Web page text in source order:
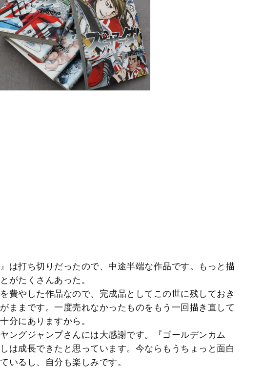
は打ち切りだったので、中途半端な作品です。もっと描
がたくさんあった。
費やした作品なので、完成品としてこの世に残しておき
ままです。一度売れなかったものをもう一回描き直して
分にありますから。
ングジャンプさんには大感謝です。『ゴールデンカム
は成長できたと思っています。今ならもうちょっと面白
いるし、自分も楽しみです。